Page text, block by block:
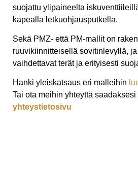
suojattu ylipaineelta
kapealla letkuohjausputkella.
Sekä PMZ- että PM-mallit on
ruuvikiinnitteisellä sovitinlevyllä,
vaihdettavat terät ja erityisesti
Hanki yleiskatsaus eri malleihin
Tai ota meihin yhteyttä
yhteystietosivu